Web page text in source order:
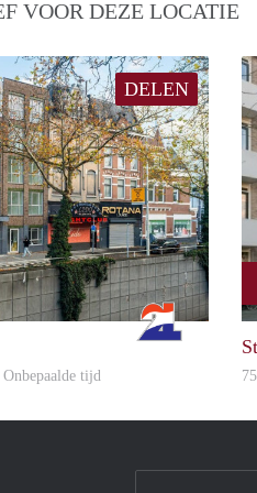
VOOR DEZE LOCATIE
DELEN
Rotterdam
Onbepaalde tijd